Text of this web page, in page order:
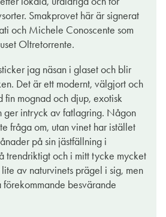
Smakprovet här är signerat
och Michele Conoscente som
Oltretorrente.
jag näsan i glaset och blir
Det är ett modernt, välgjort och
fin mognad och djup, exotisk
ger intryck av fatlagring. Någon
fråga om, utan vinet har istället
på sin jästfällning i
trendriktigt och i mitt tycke mycket
av naturvinets prägel i sig, men
förekommande besvärande